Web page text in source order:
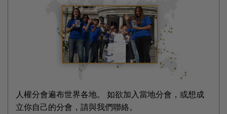
人權分會遍布世界各地。 如欲加入當地分會，或想成
立你自己的分會，請與我們聯絡。